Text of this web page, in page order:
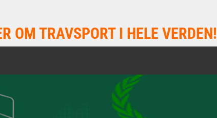
OM TRAVSPORT I HELE VERDEN!